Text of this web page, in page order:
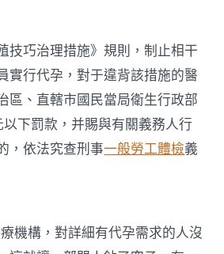
技巧治理措施》規則，制止相干
實行代孕，對于違背該措施的醫
區、直轄市國民當局衛生行政部
下罰款，并賜與有關義務人行
，依法究查刑事一般勞工體檢義
機構，對詳細有代孕需求的人沒